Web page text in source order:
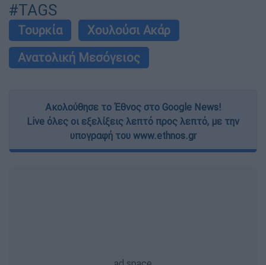
#TAGS
Τουρκία
Χουλούσι Ακάρ
Ανατολική Μεσόγειος
Ακολούθησε το Έθνος στο Google News!
Live όλες οι εξελίξεις λεπτό προς λεπτό, με την
υπογραφή του www.ethnos.gr